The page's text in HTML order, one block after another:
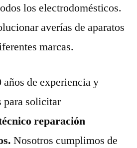
los electrodomésticos.
averías de aparatos
marcas.
de experiencia y
para solicitar
reparación
Nosotros cumplimos de